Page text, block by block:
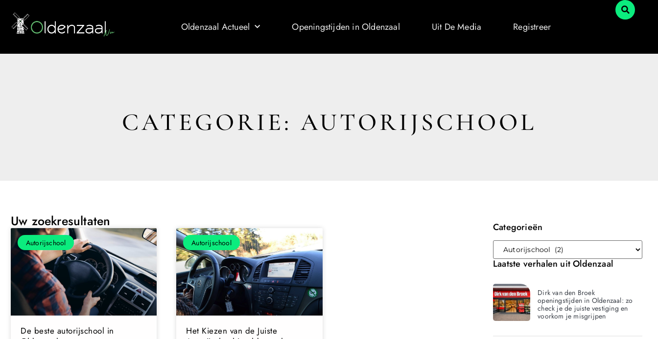
Oldenzaal Actueel Openingstijden in Oldenzaal Uit De Media Registreer
CATEGORIE: AUTORIJSCHOOL
Uw zoekresultaten
Autorijschool
De beste autorijschool in
Autorijschool
Het Kiezen van de Juiste
Categorieën
Laatste verhalen uit Oldenzaal
Dirk van den Broek
openingstijden in Oldenzaal: zo
check je de juiste vestiging en
voorkom je misgrijpen